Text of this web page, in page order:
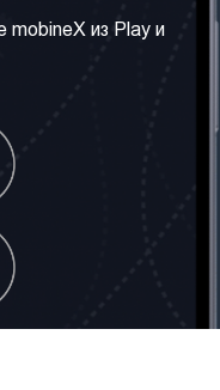
и Условия
задаваемые
сети
mobineX из Play и